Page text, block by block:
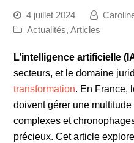
4 juillet 2024
Actualités,Articles
L’intelligence artificielle
secteurs, et le domaine
transformation. En France,
doivent gérer une
complexes et
précieux. Cet article